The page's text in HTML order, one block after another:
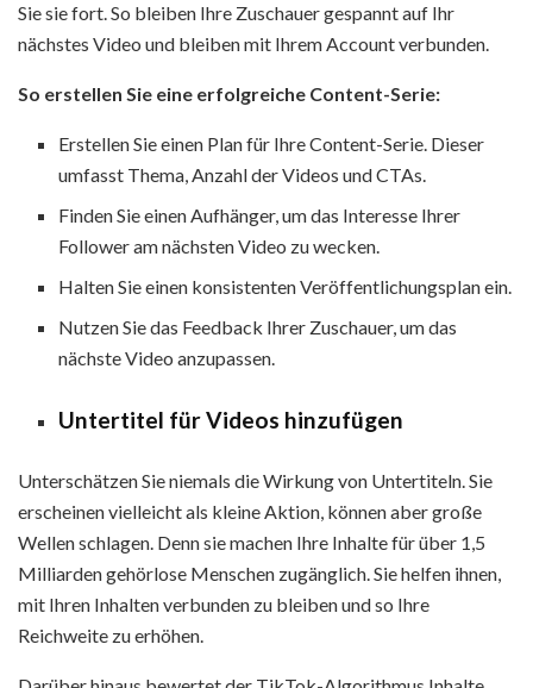
Sie sie fort. So bleiben Ihre Zuschauer gespannt auf Ihr
nächstes Video und bleiben mit Ihrem Account verbunden.
So erstellen Sie eine erfolgreiche Content-Serie:
Erstellen Sie einen Plan für Ihre Content-Serie. Dieser
umfasst Thema, Anzahl der Videos und CTAs.
Finden Sie einen Aufhänger, um das Interesse Ihrer
Follower am nächsten Video zu wecken.
Halten Sie einen konsistenten Veröffentlichungsplan ein.
Nutzen Sie das Feedback Ihrer Zuschauer, um das
nächste Video anzupassen.
Untertitel für Videos hinzufügen
Unterschätzen Sie niemals die Wirkung von Untertiteln. Sie
erscheinen vielleicht als kleine Aktion, können aber große
Wellen schlagen. Denn sie machen Ihre Inhalte für über 1,5
Milliarden gehörlose Menschen zugänglich. Sie helfen ihnen,
mit Ihren Inhalten verbunden zu bleiben und so Ihre
Reichweite zu erhöhen.